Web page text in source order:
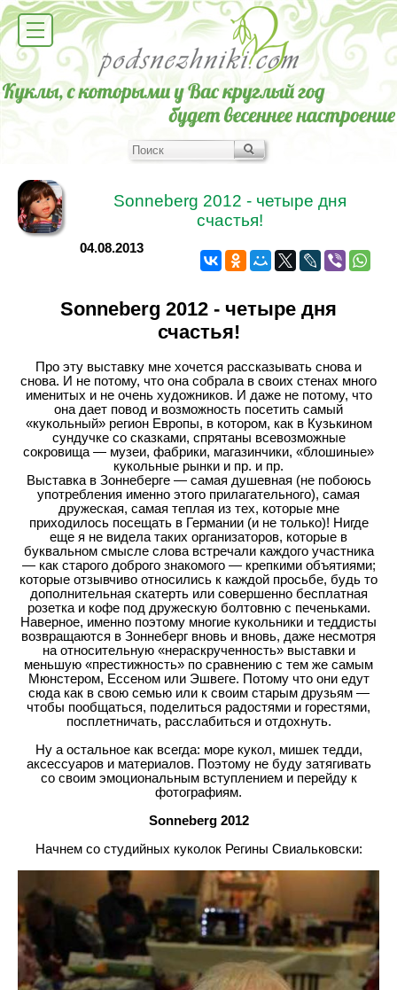
Sonneberg 2012 - четыре дня
счастья!
04.08.2013
Sonneberg 2012 - четыре дня
счастья!
Про эту выставку мне хочется рассказывать снова и
снова. И не потому, что она собрала в своих стенах много
именитых и не очень художников. И даже не потому, что
она дает повод и возможность посетить самый
«кукольный» регион Европы, в котором, как в Кузькином
сундучке со сказками, спрятаны всевозможные
сокровища — музеи, фабрики, магазинчики, «блошиные»
кукольные рынки и пр. и пр.
Выставка в Зоннеберге — самая душевная (не побоюсь
употребления именно этого прилагательного), самая
дружеская, самая теплая из тех, которые мне
приходилось посещать в Германии (и не только)! Нигде
еще я не видела таких организаторов, которые в
буквальном смысле слова встречали каждого участника
— как старого доброго знакомого — крепкими объятиями;
которые отзывчиво относились к каждой просьбе, будь то
дополнительная скатерть или совершенно бесплатная
розетка и кофе под дружескую болтовню с печеньками.
Наверное, именно поэтому многие кукольники и теддисты
возвращаются в Зоннеберг вновь и вновь, даже несмотря
на относительную «нераскрученность» выставки и
меньшую «престижность» по сравнению с тем же самым
Мюнстером, Ессеном или Эшвеге. Потому что они едут
сюда как в свою семью или к своим старым друзьям —
чтобы пообщаться, поделиться радостями и горестями,
посплетничать, расслабиться и отдохнуть.
Ну а остальное как всегда: море кукол, мишек тедди,
аксессуаров и материалов. Поэтому не буду затягивать
со своим эмоциональным вступлением и перейду к
фотографиям.
Sonneberg 2012
Начнем со студийных куколок Регины Свиальковски: